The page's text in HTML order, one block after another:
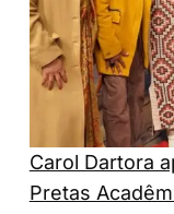
Carol Dartora
Pretas